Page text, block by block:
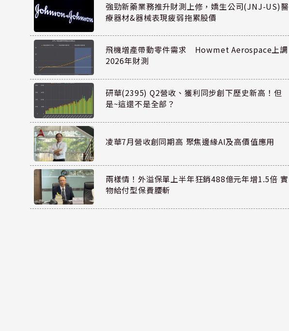
強勁新藥業務推升財測上修，嬌生公司(JNJ-US)醫
療器材&器械表現疲弱拖累股價
飛機增產帶動零件需求 Howmet Aerospace上調
2026年財測
研華(2395) Q2營收、獲利同步創下歷史新高！但
是~這還不是全部？
凌華7月營收創同期高 聚焦邊緣AI及高價值應用
兩樣情！外溢保單上半年狂銷488億元年增1.5倍 實
物給付型保費腰斬